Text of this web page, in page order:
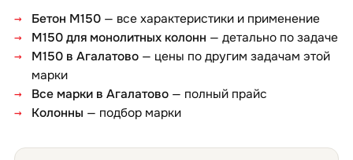
Бетон М150 — все характеристики и применение
М150 для монолитных колонн — детально по задаче
М150 в Агалатово — цены по другим задачам этой
марки
Все марки в Агалатово — полный прайс
Колонны — подбор марки